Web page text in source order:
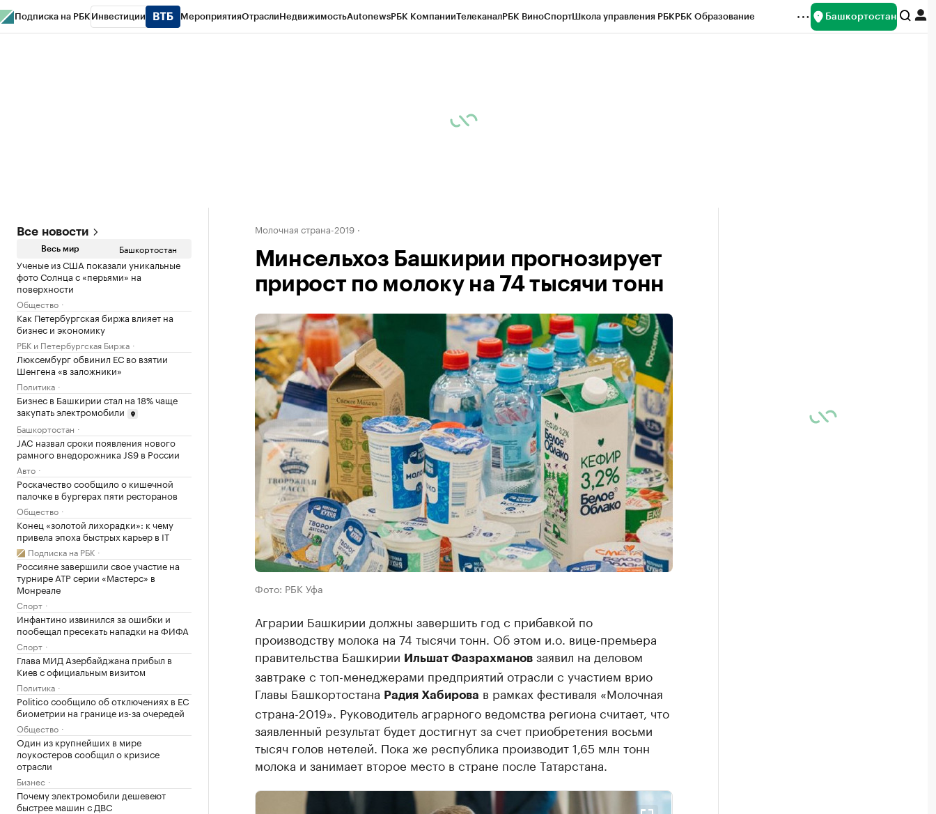
Подписка на РБК Инвестиции МероприятияОтраслиНедвижимостьAutonewsРБК КомпанииТелеканалРБК ВиноСпортШкола управления РБКРБК Образование Башкортостан
Все новости
Весь мир Башкортостан
Ученые из США показали уникальные
фото Солнца с «перьями» на
поверхности
Общество
Как Петербургская биржа влияет на
бизнес и экономику
РБК и Петербургская Биржа
Люксембург обвинил ЕС во взятии
Шенгена «в заложники»
Политика
Бизнес в Башкирии стал на 18% чаще
закупать электромобили
Башкортостан
JAC назвал сроки появления нового
рамного внедорожника JS9 в России
Авто
Роскачество сообщило о кишечной
палочке в бургерах пяти ресторанов
Общество
Конец «золотой лихорадки»: к чему
привела эпоха быстрых карьер в IT
Подписка на РБК
Россияне завершили свое участие на
турнире ATP серии «Мастерс» в
Монреале
Спорт
Инфантино извинился за ошибки и
пообещал пресекать нападки на ФИФА
Спорт
Глава МИД Азербайджана прибыл в
Киев с официальным визитом
Политика
Politico сообщило об отключениях в ЕС
биометрии на границе из-за очередей
Общество
Один из крупнейших в мире
лоукостеров сообщил о кризисе
отрасли
Бизнес
Почему электромобили дешевеют
быстрее машин с ДВС
Молочная страна-2019
Минсельхоз Башкирии прогнозирует
прирост по молоку на 74 тысячи тонн
Фото: РБК Уфа
Аграрии Башкирии должны завершить год с прибавкой по
производству молока на 74 тысячи тонн. Об этом и.о. вице-премьера
правительства Башкирии Ильшат Фазрахмановзаявил на деловом
завтраке с топ-менеджерами предприятий отрасли с участием врио
Главы Башкортостана Радия Хабирова в рамках фестиваля «Молочная
страна-2019». Руководитель аграрного ведомства региона считает, что
заявленный результат будет достигнут за счет приобретения восьми
тысяч голов нетелей. Пока же республика производит 1,65 млн тонн
молока и занимает второе место в стране после Татарстана.